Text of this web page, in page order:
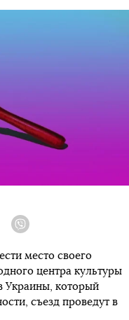
Telegram
место своего
центра культуры
Украины, который
съезд проведут в